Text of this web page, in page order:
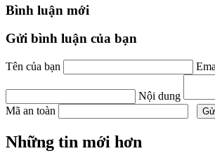
Bình luận mới
Gửi bình luận của bạn
Tên của bạn
Nội dung
Mã an toàn
Những tin mới hơn